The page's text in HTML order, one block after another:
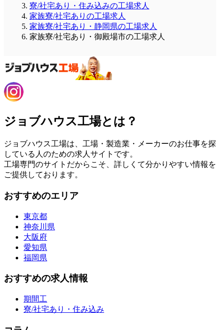
寮/社宅あり・住み込みの工場求人
家族寮/社宅ありの工場求人
家族寮/社宅あり・静岡県の工場求人
家族寮/社宅あり・御殿場市の工場求人
ジョブハウス工場とは？
ジョブハウス工場は、工場・製造業・メーカーのお仕事を探
している人のための求人サイトです。
工場専門のサイトだからこそ、詳しくて分かりやすい情報を
ご提供しております。
おすすめのエリア
東京都
神奈川県
大阪府
愛知県
福岡県
おすすめの求人情報
期間工
寮/社宅あり・住み込み